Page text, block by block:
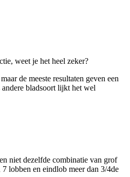
weet je het heel zeker?
de meeste resultaten geven een
andere bladsoort lijkt het wel
niet dezelfde combinatie van grof
lobben en eindlob meer dan 3/4de